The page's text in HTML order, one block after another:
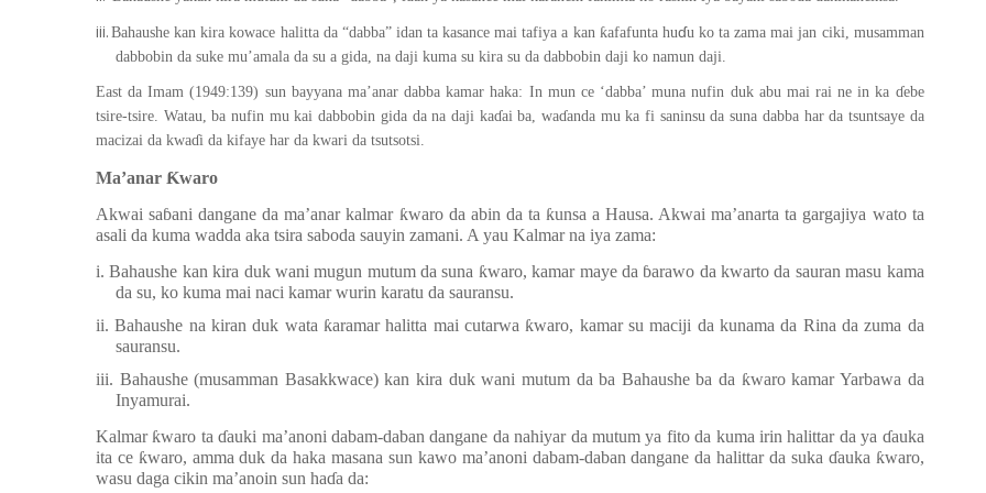
iii. Bahaushe kan kira kowace halitta da “dabba” idan ta kasance mai tafiya a kan ƙafafunta huɗu ko ta zama mai jan ciki, musamman
dabbobin da suke mu’amala da su a gida, na daji kuma su kira su da dabbobin daji ko namun daji.
East da Imam (1949:139) sun bayyana ma’anar dabba kamar haka: In mun ce ‘dabba’ muna nufin duk abu mai rai ne in ka ɗebe
tsire-tsire. Watau, ba nufin mu kai dabbobin gida da na daji kaɗai ba, waɗanda mu ka fi saninsu da suna dabba har da tsuntsaye da
macizai da kwaɗi da kifaye har da kwari da tsutsotsi.
Ma’anar Ƙwaro
Akwai saɓani dangane da ma’anar kalmar ƙwaro da abin da ta ƙunsa a Hausa. Akwai ma’anarta ta gargajiya wato ta
asali da kuma wadda aka tsira saboda sauyin zamani. A yau Kalmar na iya zama:
i. Bahaushe kan kira duk wani mugun mutum da suna ƙwaro, kamar maye da ɓarawo dakwarto da sauran masu kama
da su, ko kuma mai naci kamar wurin karatu da sauransu.
ii. Bahaushe na kiran duk wata ƙaramar halitta mai cutarwa ƙwaro, kamar su maciji da kunama da Rina da zuma da
sauransu.
iii. Bahaushe (musamman Basakkwace) kan kira duk wani mutum da ba Bahaushe ba da ƙwaro kamar Yarbawa da
Inyamurai.
Kalmar ƙwaro taɗauki ma’anoni dabam-daban dangane da nahiyar da mutum ya fito da kuma irin halittar da ya ɗauka
ita ce ƙwaro, amma duk da haka masana sun kawo ma’anoni dabam-daban dangane da halittar da suka ɗauka ƙwaro,
wasu daga cikin ma’anoin sun haɗa da: